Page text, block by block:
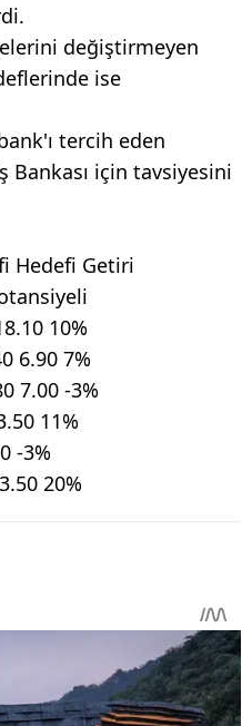
değiştirmeyen
ise
tercih eden
Bankası için tavsiyesini
Hedefi Getiri
10%
6.90 7%
7.00 -3%
11%
-3%
20%